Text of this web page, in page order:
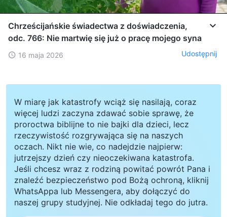
Chrześcijańskie świadectwa z doświadczenia,
odc. 766: Nie martwię się już o pracę mojego syna
16 maja 2026 Udostępnij
W miarę jak katastrofy wciąż się nasilają, coraz
więcej ludzi zaczyna zdawać sobie sprawę, że
proroctwa biblijne to nie bajki dla dzieci, lecz
rzeczywistość rozgrywająca się na naszych
oczach. Nikt nie wie, co nadejdzie najpierw:
jutrzejszy dzień czy nieoczekiwana katastrofa.
Jeśli chcesz wraz z rodziną powitać powrót Pana i
znaleźć bezpieczeństwo pod Bożą ochroną, kliknij
WhatsAppa lub Messengera, aby dołączyć do
naszej grupy studyjnej. Nie odkładaj tego do jutra.